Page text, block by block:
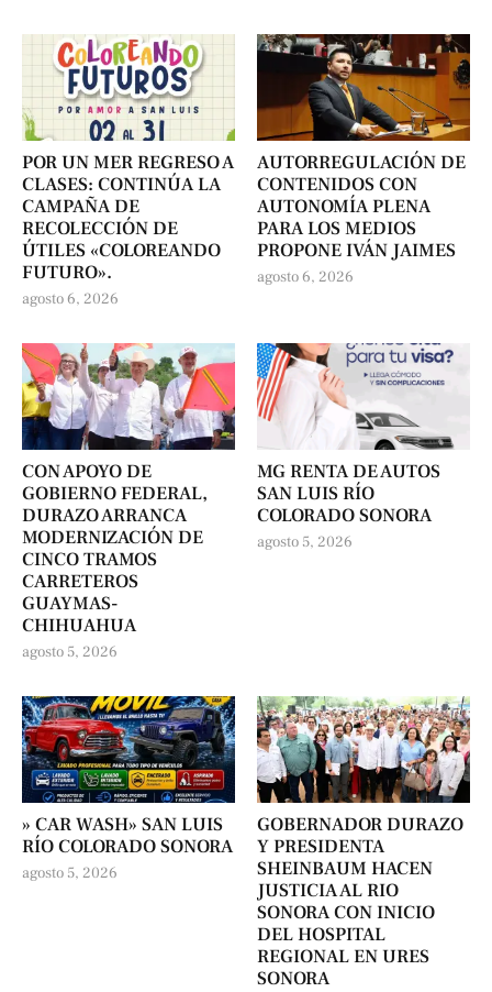
POR UN MER REGRESO A
CLASES: CONTINÚA LA
CAMPAÑA DE
RECOLECCIÓN DE
ÚTILES «COLOREANDO
FUTURO».
agosto 6, 2026
AUTORREGULACIÓN DE
CONTENIDOS CON
AUTONOMÍA PLENA
PARA LOS MEDIOS
PROPONE IVÁN JAIMES
agosto 6, 2026
CON APOYO DE
GOBIERNO FEDERAL,
DURAZO ARRANCA
MODERNIZACIÓN DE
CINCO TRAMOS
CARRETEROS
GUAYMAS-
CHIHUAHUA
agosto 5, 2026
MG RENTA DE AUTOS
SAN LUIS RÍO
COLORADO SONORA
agosto 5, 2026
» CAR WASH» SAN LUIS
RÍO COLORADO SONORA
agosto 5, 2026
GOBERNADOR DURAZO
Y PRESIDENTA
SHEINBAUM HACEN
JUSTICIA AL RIO
SONORA CON INICIO
DEL HOSPITAL
REGIONAL EN URES
SONORA